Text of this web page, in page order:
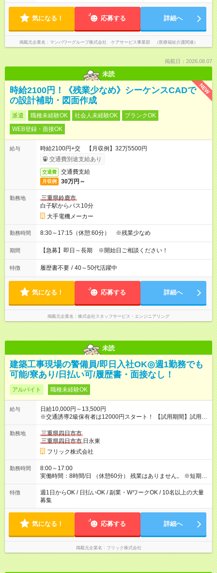
気になる！ 応募する 詳細へ
掲載元企業名 マンパワーグループ株式会社 ケアサービス事業部 （医療福祉介護関連）
掲載日：2026.08.07
未読
NEW
時給2100円！《残業少なめ》シーケンスCADで
の設計補助・図面作成
派遣 職種未経験OK 社会人未経験OK
ブランクOK
WEB登録・面接OK
給与
時給2100円+交 【月収例】32万5500円
交通費別途支給あり
交通費 交通費支給
月収例 30万円～
勤務地
三重県鈴鹿市
白子駅からバス10分
大手電機メーカー
勤務時間 8:30～17:15（休憩:60分） ※残業少なめ
期間 【急募】即日～長期 ※開始日ご相談ください！
特徴 履歴書不要 / 40～50代活躍中
気になる！ 応募する 詳細へ
掲載元企業名 株式会社スタッフサービス・エンジニアリング
未読
建築工事現場の警備員/即日入社OK◎週1勤務でも
可能/寮あり/日払い可/履歴書・面接なし！
アルバイト 職種未経験OK
給与
日給10,000円～13,500円
※交通誘導2級保有者は12000円スタート！ 【試用期間】試用期
間なし
勤務地
三重県四日市市
三重県四日市市 日永東
フリック株式会社
勤務時間
8:00～17:00
実働時間：8時間/日 （休憩60分） 残業はありません。 ※短期の
募集は行っておりません。予めご了承くださいませ。
特徴
週1日からOK / 日払いOK / 副業・WワークOK / 10名以上の大量
募集
気になる！ 応募する 詳細へ
掲載元企業名 フリック株式会社